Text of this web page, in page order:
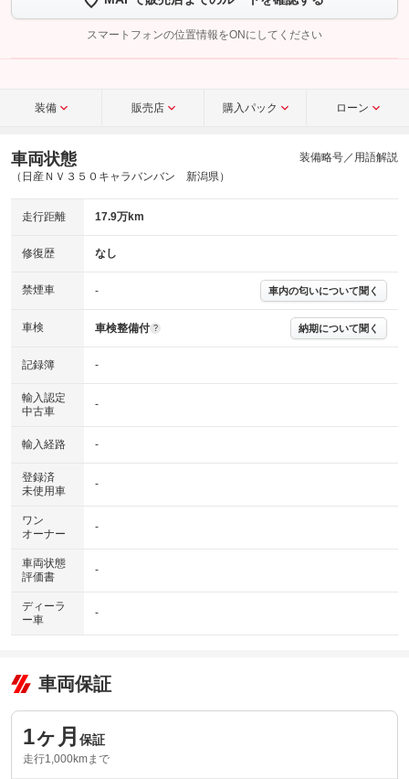
トーク画面で
ボタンをタップして問い合わせを
完了してください。
こちら
スマートフォンの位置情報をONにしてください
装備 販売店 購入パック ローン
車両状態
（日産ＮＶ３５０キャラバンバン 新潟県）
装備略号／用語解説
走行距離 17.9万km
修復歴 なし
禁煙車 - 車内の匂いについて聞く
車検 車検整備付 ? 納期について聞く
記録簿 -
輸入認定
中古車
-
輸入経路 -
登録済
未使用車
-
ワン
オーナー
-
車両状態
評価書
-
ディーラ
ー車
-
車両保証
1ヶ月 保証
走行1,000kmまで